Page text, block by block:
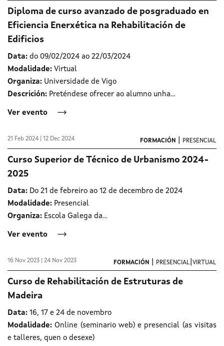
Diploma de curso avanzado de posgraduado en
Eficiencia Enerxética na Rehabilitación de
Edificios
Data: do 09/02/2024 ao 22/03/2024
Modalidade: Virtual
Organiza: Universidade de Vigo
Descrición: Preténdese ofrecer ao alumno unha…
Ver evento
21 Feb 2024 | 12 Dec 2024 FORMACIÓN PRESENCIAL
Curso Superior de Técnico de Urbanismo 2024-
2025
Data: Do 21 de febreiro ao 12 de decembro de 2024
Modalidade: Presencial
Organiza: Escola Galega da…
Ver evento
16 Nov 2023 | 24 Nov 2023 FORMACIÓN PRESENCIAL VIRTUAL
Curso de Rehabilitación de Estruturas de
Madeira
Data: 16, 17 e 24 de novembro
Modalidade:Online (seminario web) e presencial (as visitas
e talleres, quen o desexe)